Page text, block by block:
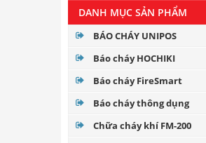
DANH MỤC SẢN PHẨM
BÁO CHÁY UNIPOS
Báo cháy HOCHIKI
Báo cháy FireSmart
Báo cháy thông dụng
Chữa cháy khí FM-200